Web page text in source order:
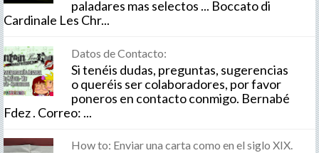
paladares mas selectos ... Boccato di
Cardinale Les Chr...
Datos de Contacto:
Si tenéis dudas, preguntas, sugerencias
o queréis ser colaboradores, por favor
poneros en contacto conmigo. Bernabé
Fdez . Correo: ...
How to: Enviar una carta como en el siglo XIX.